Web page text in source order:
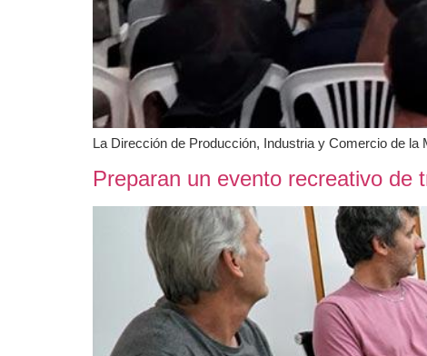
La Dirección de Producción, Industria y Comercio de la
Preparan un evento recreativo de